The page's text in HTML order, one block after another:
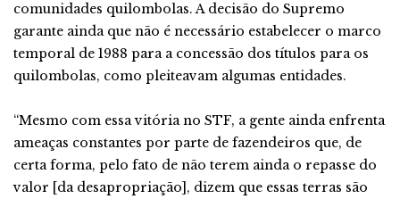
comunidades quilombolas. A decisão do Supremo
garante ainda que não é necessário estabelecer o marco
temporal de 1988 para a concessão dos títulos para os
quilombolas, como pleiteavam algumas entidades.
“Mesmo com essa vitória no STF, a gente ainda enfrenta
ameaças constantes por parte de fazendeiros que, de
certa forma, pelo fato de não terem ainda o repasse do
valor [da desapropriação], dizem que essas terras são